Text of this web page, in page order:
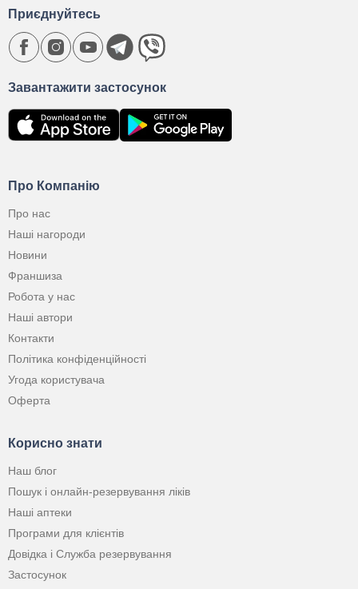
Про Компанію
Про нас
Наші нагороди
Новини
Франшиза
Робота у нас
Наші автори
Контакти
Політика конфіденційності
Угода користувача
Оферта
Корисно знати
Наш блог
Пошук і онлайн-резервування ліків
Наші аптеки
Програми для клієнтів
Довідка і Служба резервування
Застосунок
Завантажити застосунок
Приєднуйтесь